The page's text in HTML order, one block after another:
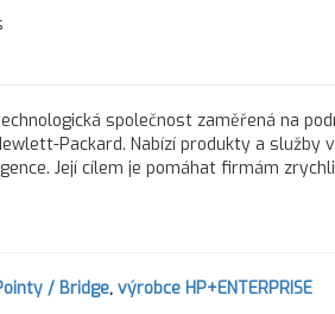
společnost zaměřená na
Packard. Nabízí produkty a služby
Její cílem je pomáhat firmám
/ Bridge, výrobce HP+ENTERPRISE